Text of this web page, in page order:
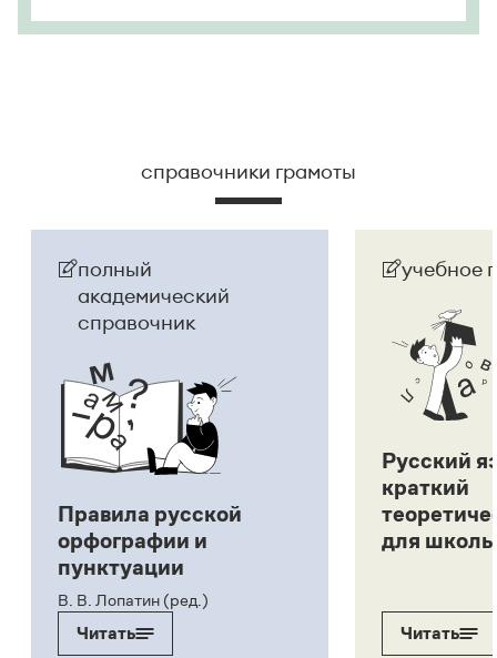
справочники грамоты
полный
академический
справочник
Правила русской
орфографии и
пунктуации
В. В. Лопатин (ред.)
Читать
учебное
Русский
краткий
для
Читать